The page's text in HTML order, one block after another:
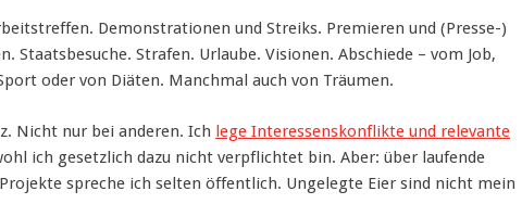
Demonstrationen und Streiks. Premieren und (Presse-)
Staatsbesuche. Strafen. Urlaube. Visionen. Abschiede – vom Job,
oder von Diäten. Manchmal auch von Träumen.
Nicht nur bei anderen. Ich lege Interessenskonflikte und relevante
ich gesetzlich dazu nicht verpflichtet bin. Aber: über laufende
spreche ich selten öffentlich. Ungelegte Eier sind nicht mein